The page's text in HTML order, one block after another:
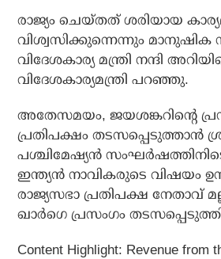
രാജ്യം ചെയ്തത് ശരിയായ
വിശ്വസിക്കുന്നെന്നും മാനുഷിക
വിദേശകാര്യ മന്ത്രി നന്ദി
വിദേശകാര്യമന്ത്രി പറഞ്ഞു.
അതേസമയം, ജയശങ്കറിന്റെ
പ്രതിപക്ഷം തടസപ്പെടുത്താന്‍
പശ്ചിമേഷ്യന്‍ സംഘര്‍ഷത്തിനിടെ
ഇന്ത്യന്‍ നാവികരുടെ വിഷയം
രാജ്യസഭാ പ്രതിപക്ഷ നേതാവ്
ഖാര്‍ഗെ പ്രസംഗം
Content Highlight: Revenue from